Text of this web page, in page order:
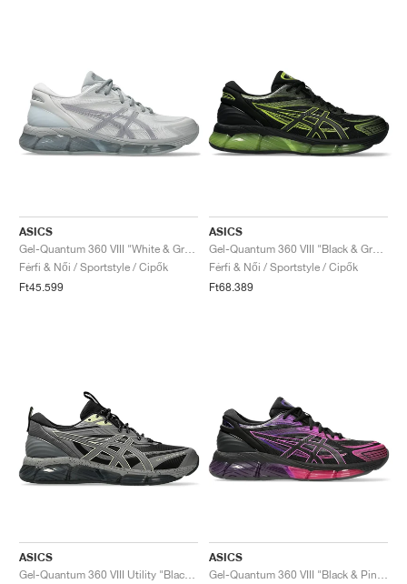
ASICS
Férfi & Női / Sportstyle / Cipők
Ft45.599
ASICS
Férfi & Női / Sportstyle / Cipők
Ft68.389
ASICS
ASICS